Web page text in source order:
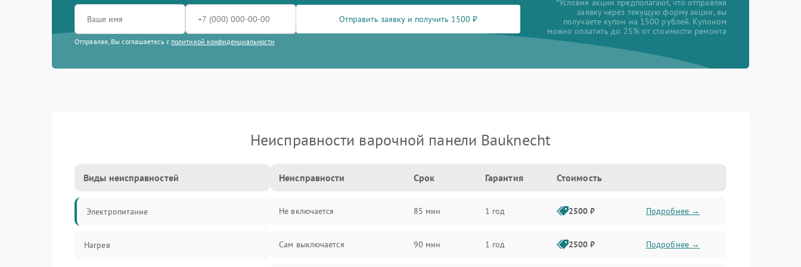
Отправить заявку и получить 1500 ₽
Отправляя, Вы соглашаетесь с политикой конфиденциальности
*Условия акции предполагают, что отправляя
заявку через текущую форму акции, вы
получаете купон на 1500 рублей. Купоном
можно оплатить до 25% от стоимости ремонта
Неисправности варочной панели Bauknecht
Виды неисправностей
Электропитание
Нагрев
Неисправности Срок Гарантия Стоимость
Не включается 85 мин 1 год 2500 ₽ Подробнее →
Сам выключается 90 мин 1 год 2500 ₽ Подробнее →